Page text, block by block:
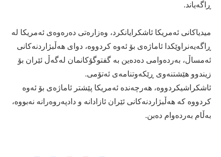
ڕاگەیاند.
میدیاكانی ئەمریكا ئاشكرایانكرد، وەزارەتی دەرەوەی ئەمریكا لە
ڕاگەیەنراوێكدا ئاماژەی بۆ ئەوە كردووە، دوای هەڵبژاردنەكانی
ئەمساڵ، بەردەوامی دەدەین بە گفتوگۆكانمان لەگەڵ ئێران بۆ
زیندوو هێشتنەوی ڕێكەوتنامەی ئەتۆمی.
ئاشكراشیكردووە، هەرچەندە ئەمریكا پێشتر ئاماژەی بۆ ئەوە
كردووە كە هەڵبژاردنەكانی ئێران ئازادانە و دادپەروەرانە نەبووە،
بەڵام بەردەوام دەبن.